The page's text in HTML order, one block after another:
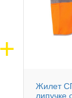
Жилет
липучке